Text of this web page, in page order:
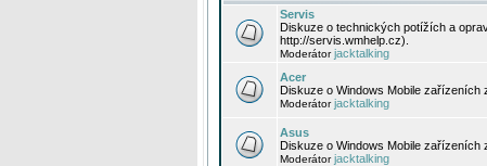
Servis
Diskuze o technických potížích a
http://servis.wmhelp.cz).
Moderátorjacktalking
Acer
Diskuze o Windows Mobile zařízeních
Moderátorjacktalking
Asus
Diskuze o Windows Mobile zařízeních
Moderátorjacktalking